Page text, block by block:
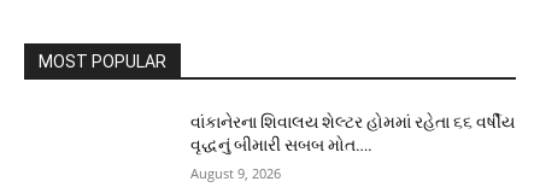
MOST POPULAR
વાંકાનેરના શિવાલય શેલ્ટર હોમમાં રહેતા ૬૬ વર્ષીય
વૃદ્ધનું બીમારી સબબ મોત….
August 9, 2026